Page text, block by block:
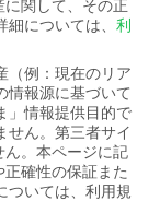
に関して、その正
については、 利
（例：現在のリア
情報源に基づいて
」情報提供目的で
せん。第三者サイ
ん。本ページに記
確性の保証また
ついては、利用規